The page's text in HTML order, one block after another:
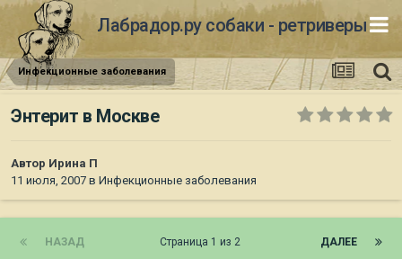
Лабрадор.ру собаки - ретриверы
Инфекционные заболевания
Энтерит в Москве
Автор Ирина П
11 июля, 2007 в Инфекционные заболевания
НАЗАД ДАЛЕЕ
Страница 1 из 2